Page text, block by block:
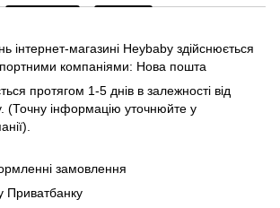
інтернет-магазині Heybaby здійснюється
компаніями: Нова пошта
протягом 1-5 днів в залежності від
(Точну інформацію уточнюйте у
замовлення
Приватбанку